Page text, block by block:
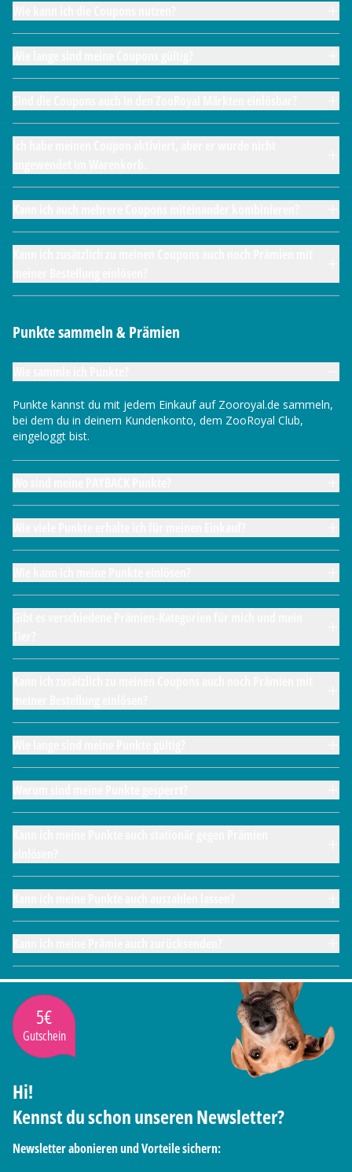
Punkte sammeln & Prämien
Punkte kannst du mit jedem Einkauf auf Zooroyal.de sammeln,
bei dem du in deinem Kundenkonto, dem ZooRoyal Club,
eingeloggt bist.
5€
Gutschein
Hi!
Kennst du schon unseren Newsletter?
Newsletter abonieren und Vorteile sichern: